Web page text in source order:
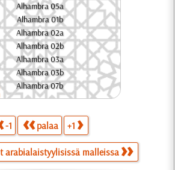
Alhambra 05a
Alhambra 01b
Alhambra 02a
Alhambra 02b
Alhambra 03a
Alhambra 03b
Alhambra 07b
-1 palaa +1
arabialaistyylisissä malleissa